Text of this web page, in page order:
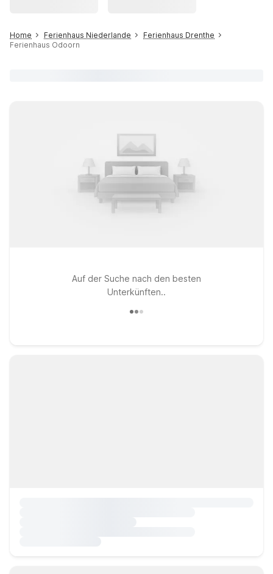
Home Ferienhaus Niederlande
Ferienhaus Drenthe
Ferienhaus Odoorn
Auf der Suche nach den besten
Unterkünften..